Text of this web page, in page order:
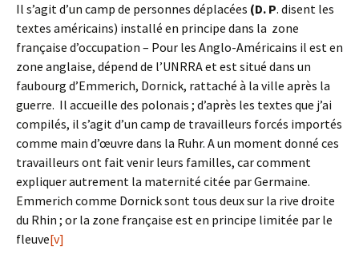
Il s’agit d’un camp de personnes déplacées (D. P. disent les
textes américains) installé en principe dans la zone
française d’occupation – Pour les Anglo-Américains il est en
zone anglaise, dépend de l’UNRRA et est situé dans un
faubourg d’Emmerich, Dornick, rattaché à la ville après la
guerre. Il accueille des polonais ; d’après les textes que j’ai
compilés, il s’agit d’un camp de travailleurs forcés importés
comme main d’œuvre dans la Ruhr. A un moment donné ces
travailleurs ont fait venir leurs familles, car comment
expliquer autrement la maternité citée par Germaine.
Emmerich comme Dornick sont tous deux sur la rive droite
du Rhin ; or la zone française est en principe limitée par le
fleuve[v]